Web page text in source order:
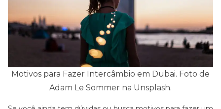
Motivos para Fazer Intercâmbio em Dubai. Foto de
Adam Le Sommer na Unsplash.